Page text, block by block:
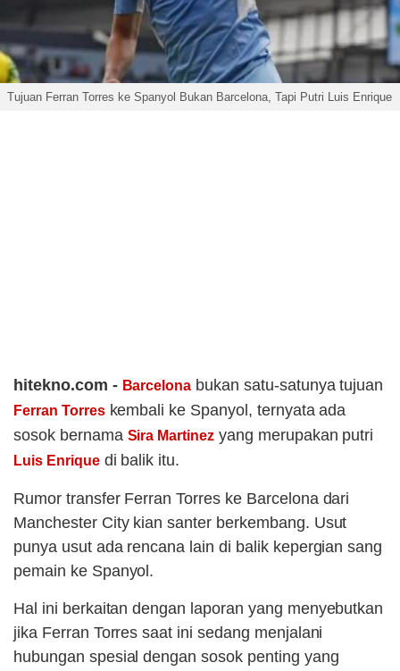
Tujuan Ferran Torres ke Spanyol Bukan Barcelona, Tapi Putri Luis Enrique
hitekno.com - Barcelona bukan satu-satunya tujuan
Ferran Torreskembali ke Spanyol, ternyata ada
sosok bernama Sira Martinez yang merupakan putri
Luis Enriquedi balik itu.
Rumor transfer Ferran Torres ke Barcelona dari
Manchester City kian santer berkembang. Usut
punya usut ada rencana lain di balik kepergian sang
pemain ke Spanyol.
Hal ini berkaitan dengan laporan yang menyebutkan
jika Ferran Torres saat ini sedang menjalani
hubungan spesial dengan sosok penting yang